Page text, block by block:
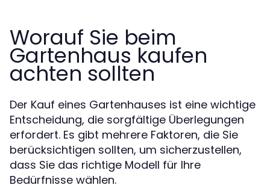
Worauf Sie beim
Gartenhaus kaufen
achten sollten
Der Kauf eines Gartenhauses ist eine wichtige
Entscheidung, die sorgfältige Überlegungen
erfordert. Es gibt mehrere Faktoren, die Sie
berücksichtigen sollten, um sicherzustellen,
dass Sie das richtige Modell für Ihre
Bedürfnisse wählen.